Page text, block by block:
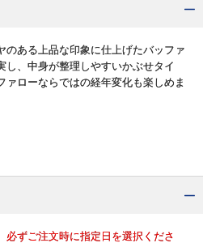
のある上品な印象に仕上げたバッファ
し、中身が整理しやすいかぶせタイ
ァローならではの経年変化も楽しめま
必ずご注文時に指定日を選択くださ